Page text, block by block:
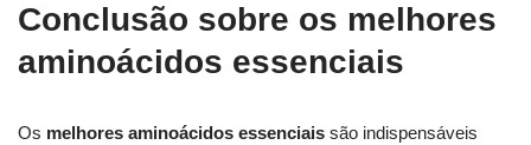
Conclusão sobre os melhores
aminoácidos essenciais
Os melhores aminoácidos essenciais são indispensáveis